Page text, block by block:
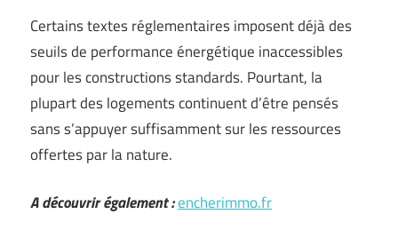
Certains textes réglementaires imposent déjà des
seuils de performance énergétique inaccessibles
pour les constructions standards. Pourtant, la
plupart des logements continuent d’être pensés
sans s’appuyer suffisamment sur les ressources
offertes par la nature.
A découvrir également :encherimmo.fr